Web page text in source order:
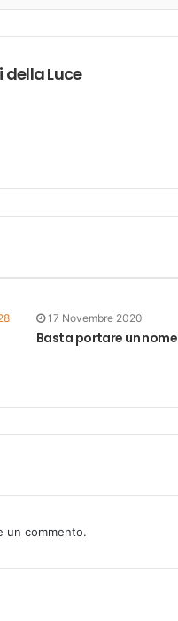
della Luce
17 Novembre 2020
Basta portare un nome
un commento.